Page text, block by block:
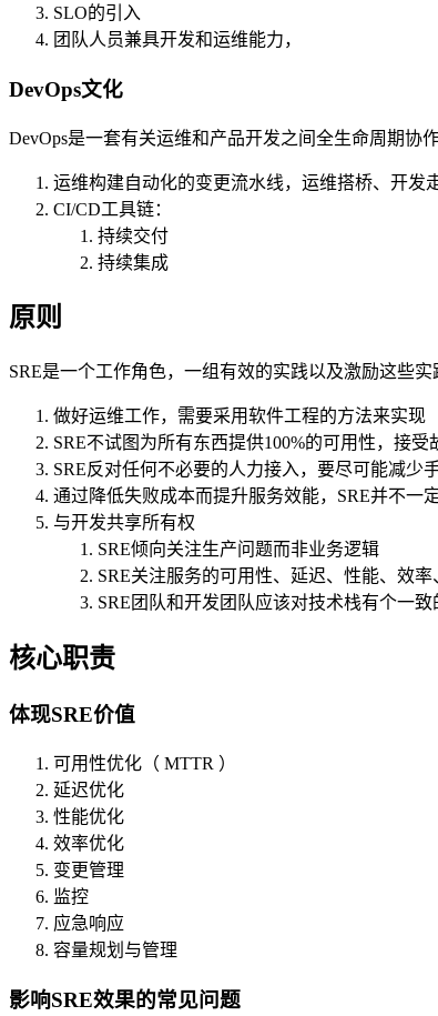
SLO的引入
团队人员兼具开发和运维能力，
DevOps文化
DevOps是一套有关运维和产品开发之间全生命周期协
运维构建自动化的变更流水线，运维搭桥、开发
CI/CD工具链：
持续交付
持续集成
原则
SRE是一个工作角色，一组有效的实践以及激励这些实
做好运维工作，需要采用软件工程的方法来实现
SRE不试图为所有东西提供100%的可用性，接
SRE反对任何不必要的人力接入，要尽可能减少
通过降低失败成本而提升服务效能，SRE并不一
与开发共享所有权
SRE倾向关注生产问题而非业务逻辑
SRE关注服务的可用性、延迟、性能、效
SRE团队和开发团队应该对技术栈有个一
核心职责
体现SRE价值
可用性优化（ MTTR ）
延迟优化
性能优化
效率优化
变更管理
监控
应急响应
容量规划与管理
影响SRE效果的常见问题